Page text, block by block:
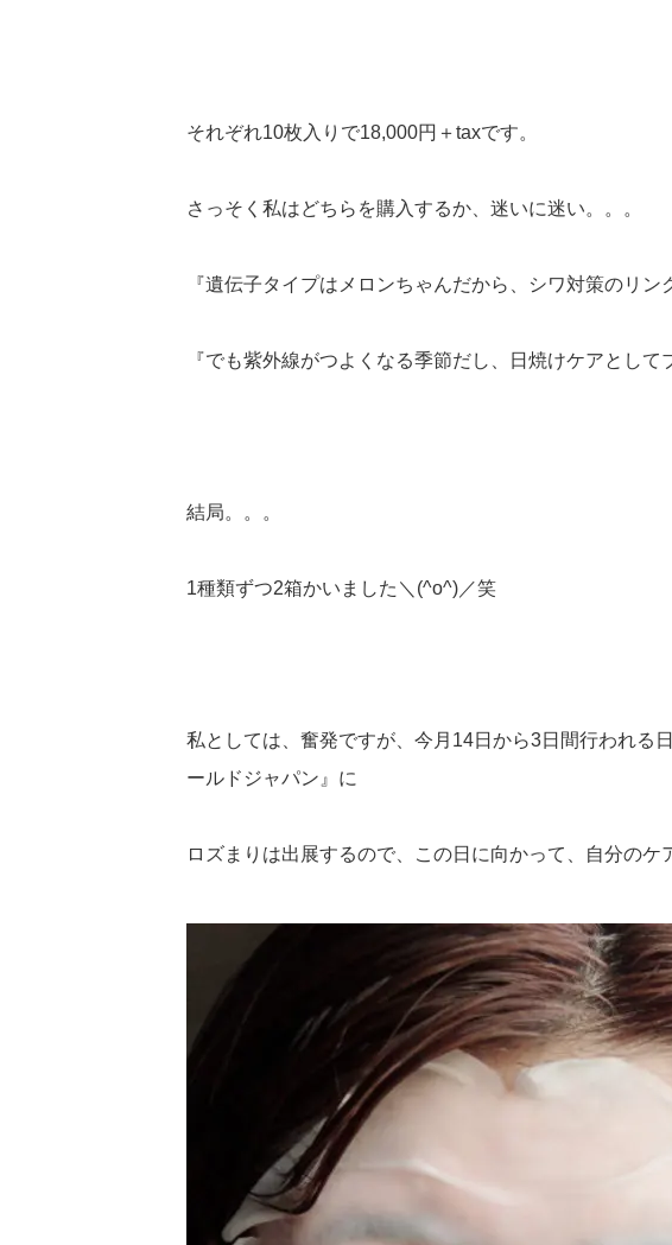
それぞれ10枚入りで18,000円＋taxです。
さっそく私はどちらを購入するか、迷いに迷い。。。
『遺伝子タイプはメロンちゃんだから、シワ対策のリン
『でも紫外線がつよくなる季節だし、日焼けケアとして
結局。。。
1種類ずつ2箱かいました＼(^o^)／笑
私としては、奮発ですが、今月14日から3日間行われる
ールドジャパン』に
ロズまりは出展するので、この日に向かって、自分のケ